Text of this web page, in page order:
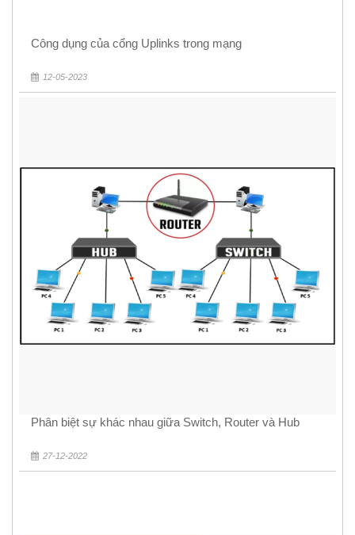
Công dụng của cổng Uplinks trong mạng
12-05-2023
Phân biệt sự khác nhau giữa Switch, Router và Hub
27-12-2022